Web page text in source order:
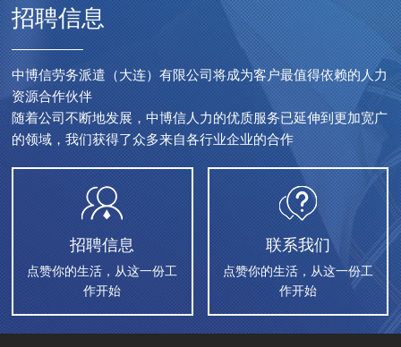
招聘信息
中博信劳务派遣（大连）有限公司将成为客户最值得依赖的人力
资源合作伙伴
随着公司不断地发展，中博信人力的优质服务已延伸到更加宽广
的领域，我们获得了众多来自各行业企业的合作
招聘信息
点赞你的生活，从这一份工
作开始
联系我们
点赞你的生活，从这一份工
作开始